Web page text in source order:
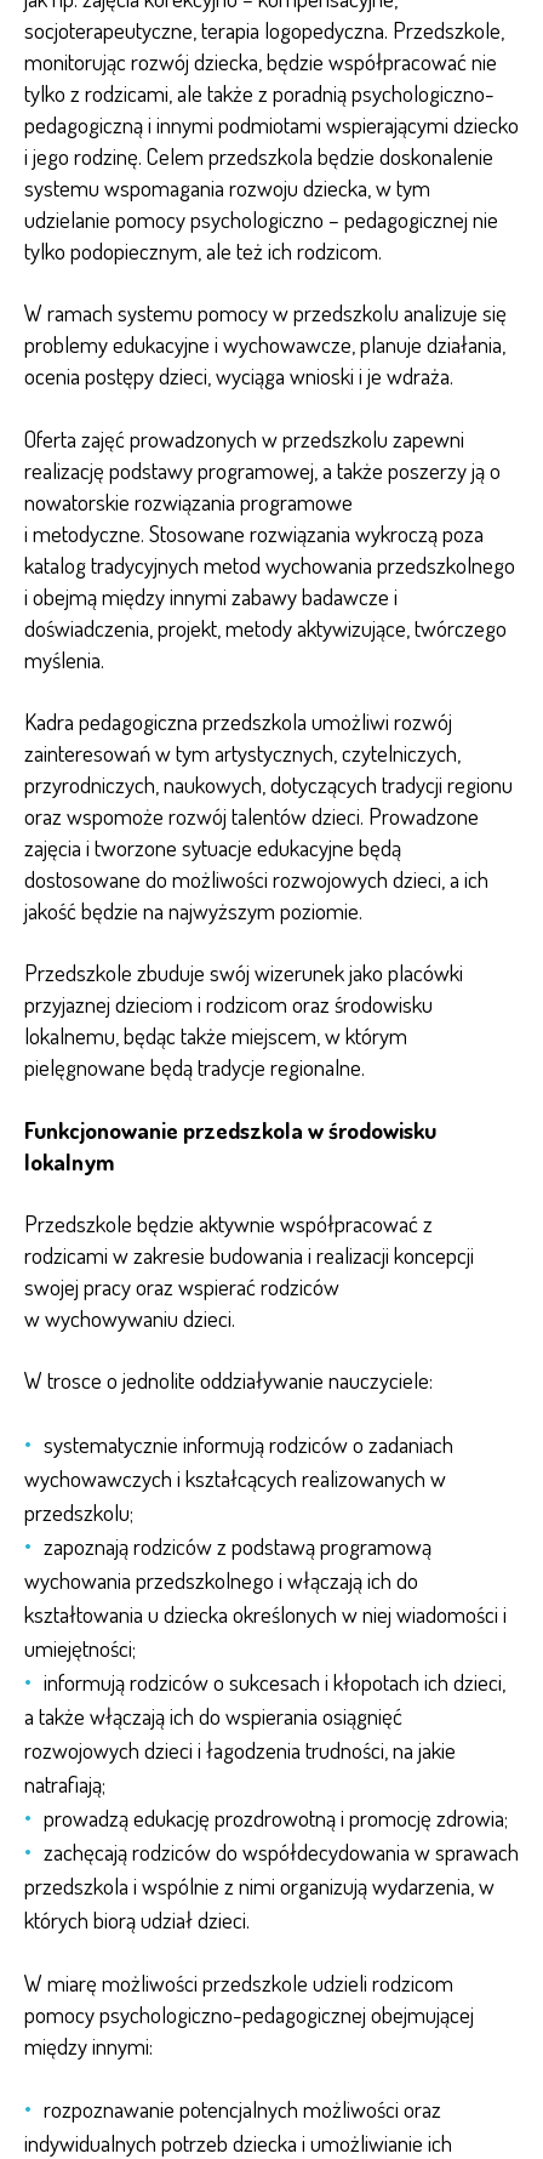
socjoterapeutyczne, terapia logopedyczna. Przedszkole,
monitorując rozwój dziecka, będzie współpracować nie
tylko z rodzicami, ale także z poradnią psychologiczno-
pedagogiczną i innymi podmiotami wspierającymi dziecko
i jego rodzinę. Celem przedszkola będzie doskonalenie
systemu wspomagania rozwoju dziecka, w tym
udzielanie pomocy psychologiczno – pedagogicznej nie
tylko podopiecznym, ale też ich rodzicom.
W ramach systemu pomocy w przedszkolu analizuje się
problemy edukacyjne i wychowawcze, planuje działania,
ocenia postępy dzieci, wyciąga wnioski i je wdraża.
Oferta zajęć prowadzonych w przedszkolu zapewni
realizację podstawy programowej, a także poszerzy ją o
nowatorskie rozwiązania programowe
i metodyczne. Stosowane rozwiązania wykroczą poza
katalog tradycyjnych metod wychowania przedszkolnego
i obejmą między innymi zabawy badawcze i
doświadczenia, projekt, metody aktywizujące, twórczego
myślenia.
Kadra pedagogiczna przedszkola umożliwi rozwój
zainteresowań w tym artystycznych, czytelniczych,
przyrodniczych, naukowych, dotyczących tradycji regionu
oraz wspomoże rozwój talentów dzieci. Prowadzone
zajęcia i tworzone sytuacje edukacyjne będą
dostosowane do możliwości rozwojowych dzieci, a ich
jakość będzie na najwyższym poziomie.
Przedszkole zbuduje swój wizerunek jako placówki
przyjaznej dzieciom i rodzicom oraz środowisku
lokalnemu, będąc także miejscem, w którym
pielęgnowane będą tradycje regionalne.
Funkcjonowanie przedszkola w środowisku
lokalnym
Przedszkole będzie aktywnie współpracować z
rodzicami w zakresie budowania i realizacji koncepcji
swojej pracy oraz wspierać rodziców
w wychowywaniu dzieci.
W trosce o jednolite oddziaływanie nauczyciele:
systematycznie informują rodziców o zadaniach
wychowawczych i kształcących realizowanych w
przedszkolu;
zapoznają rodziców z podstawą programową
wychowania przedszkolnego i włączają ich do
kształtowania u dziecka określonych w niej wiadomości i
umiejętności;
informują rodziców o sukcesach i kłopotach ich dzieci,
a także włączają ich do wspierania osiągnięć
rozwojowych dzieci i łagodzenia trudności, na jakie
natrafiają;
prowadzą edukację prozdrowotną i promocję zdrowia;
zachęcają rodziców do współdecydowania w sprawach
przedszkola i wspólnie z nimi organizują wydarzenia, w
których biorą udział dzieci.
W miarę możliwości przedszkole udzieli rodzicom
pomocy psychologiczno-pedagogicznej obejmującej
między innymi:
rozpoznawanie potencjalnych możliwości oraz
indywidualnych potrzeb dziecka i umożliwianie ich